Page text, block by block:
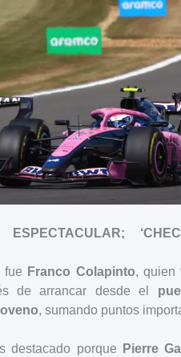
fue Franco Colapinto, quien
de arrancar desde el
, sumando puntos
destacado porque Pierre